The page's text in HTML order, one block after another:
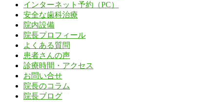
インターネット予約（PC）
安全な歯科治療
院内設備
院長プロフィール
よくある質問
患者さんの声
診療時間・アクセス
お問い合せ
院長のコラム
院長ブログ